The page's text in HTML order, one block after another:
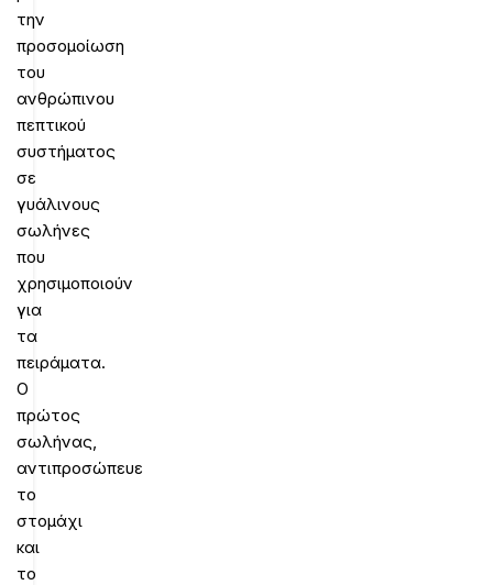
την
προσομοίωση
του
ανθρώπινου
πεπτικού
συστήματος
σε
γυάλινους
σωλήνες
που
χρησιμοποιούν
για
τα
πειράματα.
Ο
πρώτος
σωλήνας,
αντιπροσώπευε
το
στομάχι
και
το